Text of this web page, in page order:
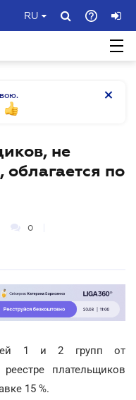
RU
не
облагается по
0
1 и 2 групп от
плательщиков
15 %.